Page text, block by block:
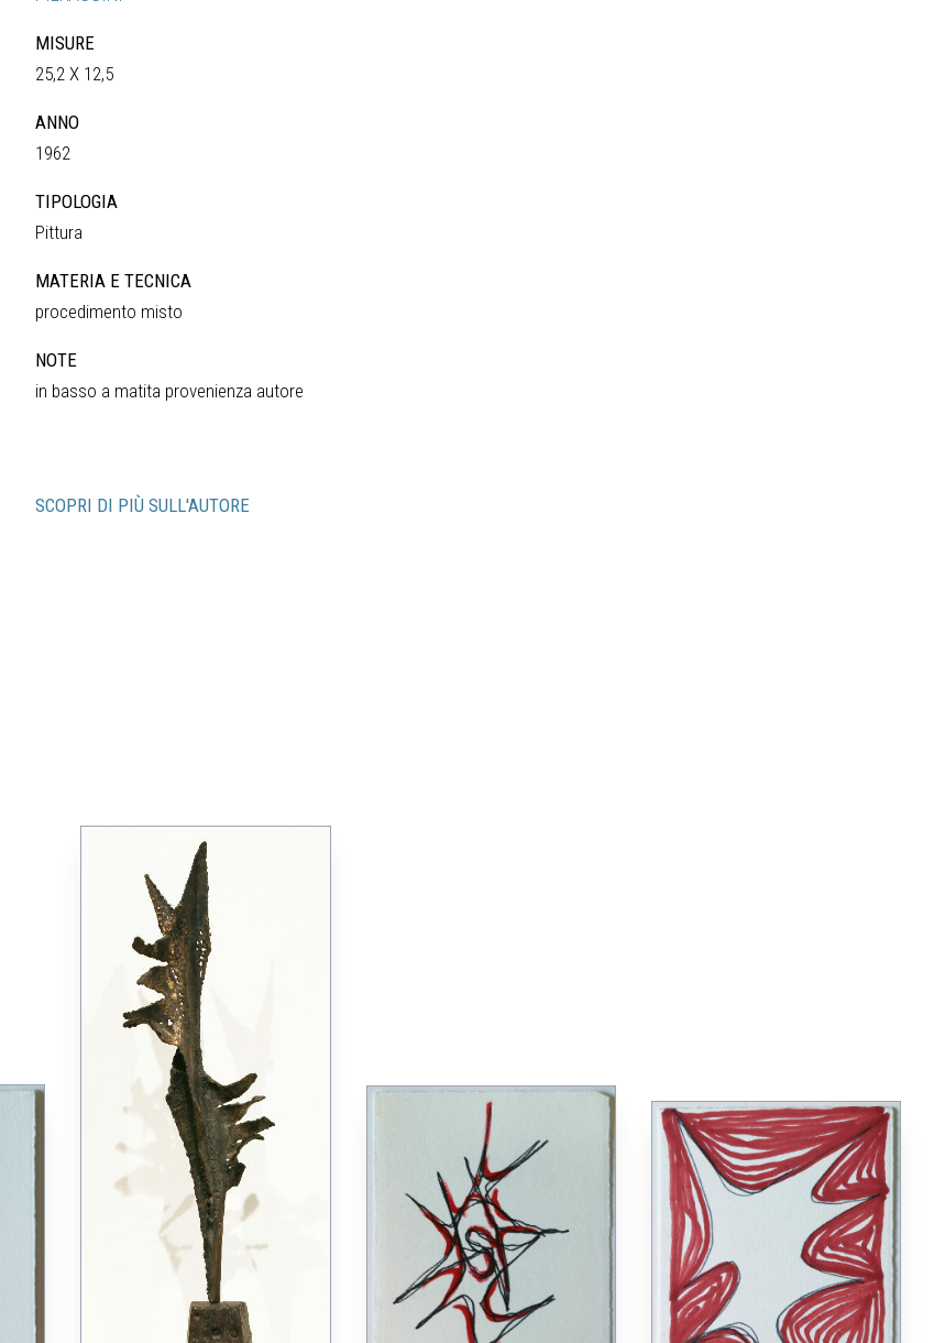
MISURE
25,2 X 12,5
ANNO
1962
TIPOLOGIA
Pittura
MATERIA E TECNICA
procedimento misto
NOTE
in basso a matita provenienza autore
SCOPRI DI PIÙ SULL'AUTORE